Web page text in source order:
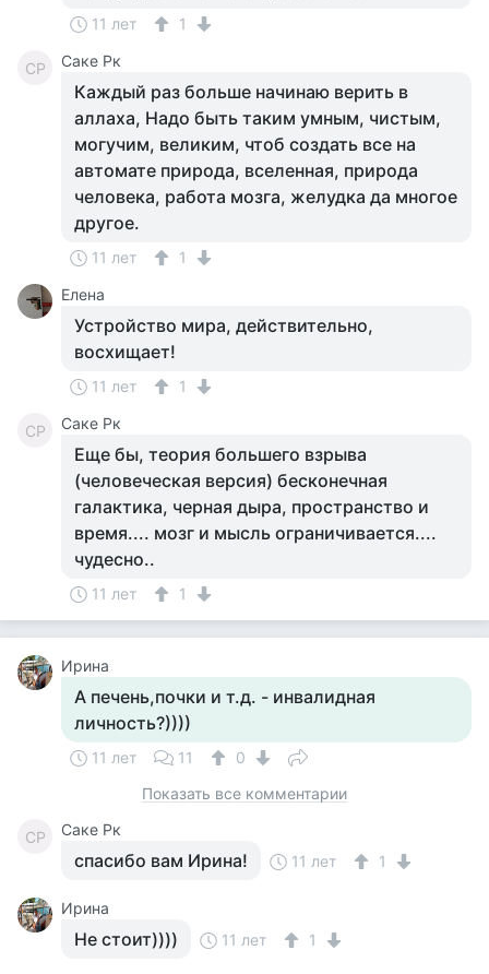
11 лет 1
СР Саке Рк
Каждый раз больше начинаю верить в
аллаха, Надо быть таким умным, чистым,
могучим, великим, чтоб создать все на
автомате природа, вселенная, природа
человека, работа мозга, желудка да многое
другое.
11 лет
1
Елена
Устройство мира, действительно,
восхищает!
11 лет 1
СР Саке Рк
Еще бы, теория большего взрыва
(человеческая версия) бесконечная
галактика, черная дыра, пространство и
время.... мозг и мысль ограничивается....
чудесно..
11 лет 1
Ирина
А печень,почки и т.д. - инвалидная
личность?))))
11 лет 11
0
Показать все комментарии
СР Саке Рк
спасибо вам Ирина! 11 лет 1
Ирина
Не стоит)))) 11 лет 1